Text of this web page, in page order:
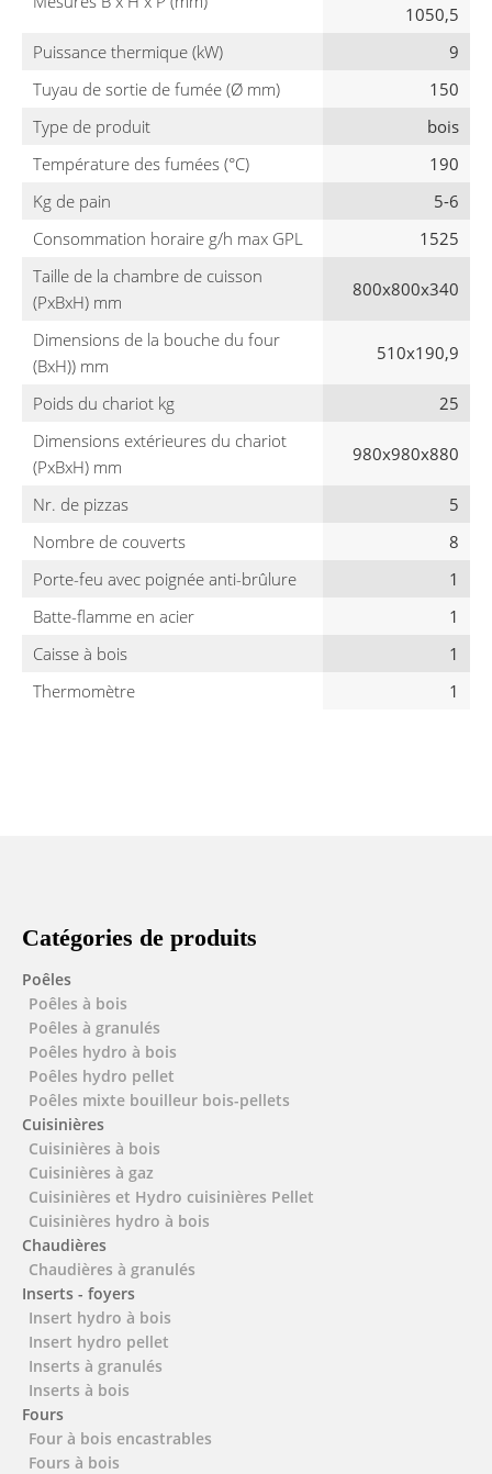
1050,5
Puissance thermique (kW)
9
Tuyau de sortie de fumée (Ø mm)
150
Type de produit
bois
Température des fumées (°C)
190
Kg de pain
5-6
Consommation horaire g/h max GPL
1525
Taille de la chambre de cuisson
(PxBxH) mm
800x800x340
Dimensions de la bouche du four
(BxH)) mm
510x190,9
Poids du chariot kg
25
Dimensions extérieures du chariot
(PxBxH) mm
980x980x880
Nr. de pizzas
5
Nombre de couverts
8
Porte-feu avec poignée anti-brûlure
1
Batte-flamme en acier
1
Caisse à bois
1
Thermomètre
1
Catégories de produits
Poêles
Poêles à bois
Poêles à granulés
Poêles hydro à bois
Poêles hydro pellet
Poêles mixte bouilleur bois-pellets
Cuisinières
Cuisinières à bois
Cuisinières à gaz
Cuisinières et Hydro cuisinières Pellet
Cuisinières hydro à bois
Chaudières
Chaudières à granulés
Inserts - foyers
Insert hydro à bois
Insert hydro pellet
Inserts à granulés
Inserts à bois
Fours
Four à bois encastrables
Fours à bois